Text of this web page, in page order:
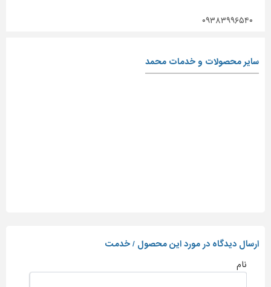
۰۹۳۸۳۹۹۶۵۴۰
سایر محصولات و خدمات محمد
ارسال دیدگاه در مورد این محصول / خدمت
نام